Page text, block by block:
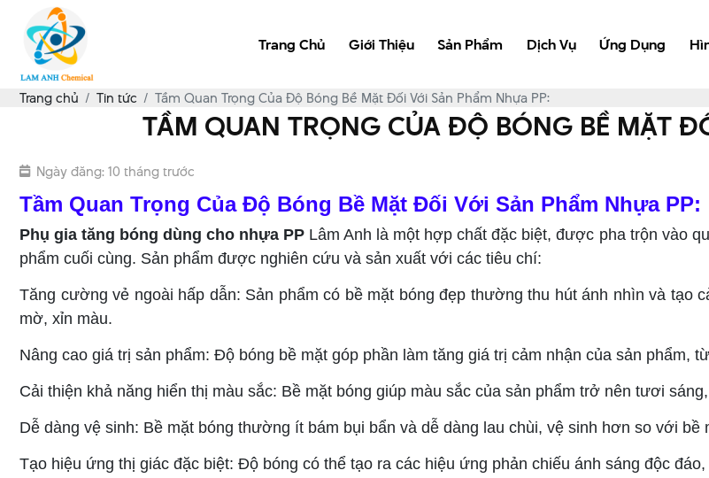
Trang Chủ Giới Thiệu Sản Phẩm Dịch Vụ Ứng Dụng
Trang chủ Tin tức Tầm Quan Trọng Của Độ Bóng Bề Mặt Đối Với Sản Phẩm Nhựa PP:
TẦM QUAN TRỌNG CỦA ĐỘ BÓNG BỀ MẶT
Ngày đăng: 10 tháng trước
Tầm Quan Trọng Của Độ Bóng Bề Mặt Đối Với Sản Phẩm Nhựa PP:
Phụ gia tăng bóng dùng cho nhựa PP Lâm Anh là một hợp chất đặc biệt, được pha trộn vào
phẩm cuối cùng. Sản phẩm được nghiên cứu và sản xuất với các tiêu chí:
Tăng cường vẻ ngoài hấp dẫn: Sản phẩm có bề mặt bóng đẹp thường thu hút ánh nhìn và tạo
mờ, xỉn màu.
Nâng cao giá trị sản phẩm: Độ bóng bề mặt góp phần làm tăng giá trị cảm nhận của sản phẩm,
Cải thiện khả năng hiển thị màu sắc: Bề mặt bóng giúp màu sắc của sản phẩm trở nên tươi
Dễ dàng vệ sinh: Bề mặt bóng thường ít bám bụi bẩn và dễ dàng lau chùi, vệ sinh hơn so với bề
Tạo hiệu ứng thị giác đặc biệt: Độ bóng có thể tạo ra các hiệu ứng phản chiếu ánh sáng độc